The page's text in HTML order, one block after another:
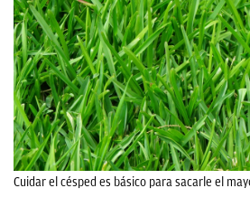
Cuidar el césped es básico para sacarle el